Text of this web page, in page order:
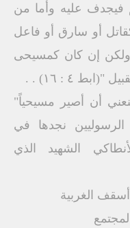
فيجدف عليه وأما من
أو سارق أو فاعل
إن كان كمسيحى
٤ : ١٦) . .
أن أصير مسيحياً"
الرسوليين نجدها في
الشهيد الذي
أسقف الغربية